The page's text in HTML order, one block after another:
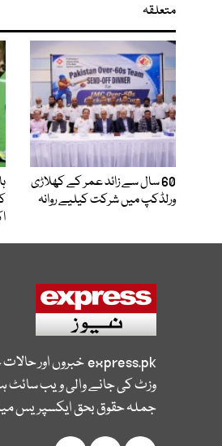
متعلقہ
60 سال سے زائد عمر کے کھلاڑی
ورلڈکپ میں شرکت کیلیے روانہ
express.pkخبروں اور
وزٹ کی جانے والی ویب سائٹ
جملہ حقوق بحق ایکسپریس